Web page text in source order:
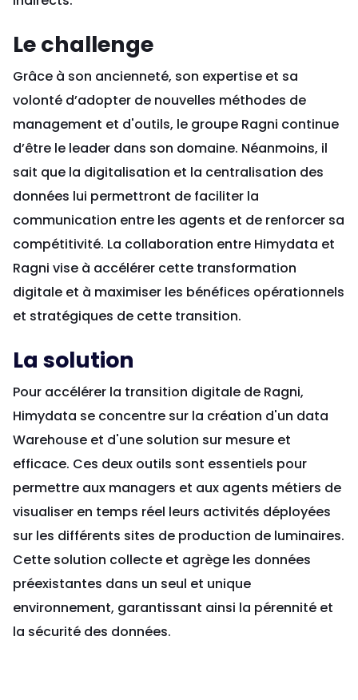
Le challenge
Grâce à son ancienneté, son expertise et sa
volonté d’adopter de nouvelles méthodes de
management et d'outils, le groupe Ragni continue
d’être le leader dans son domaine. Néanmoins, il
sait que la digitalisation et la centralisation des
données lui permettront de faciliter la
communication entre les agents et de renforcer sa
compétitivité. La collaboration entre Himydata et
Ragni vise à accélérer cette transformation
digitale et à maximiser les bénéfices opérationnels
et stratégiques de cette transition.
La solution
Pour accélérer la transition digitale de Ragni,
Himydata se concentre sur la création d'un data
Warehouse et d'une solution sur mesure et
efficace. Ces deux outils sont essentiels pour
permettre aux managers et aux agents métiers de
visualiser en temps réel leurs activités déployées
sur les différents sites de production de luminaires.
Cette solution collecte et agrège les données
préexistantes dans un seul et unique
environnement, garantissant ainsi la pérennité et
la sécurité des données.